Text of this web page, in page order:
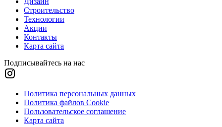
Строительство
Технологии
Акции
Контакты
Карта сайта
Подписывайтесь на нас
Политика персональных данных
Политика файлов Cookie
Пользовательское соглашение
Карта сайта